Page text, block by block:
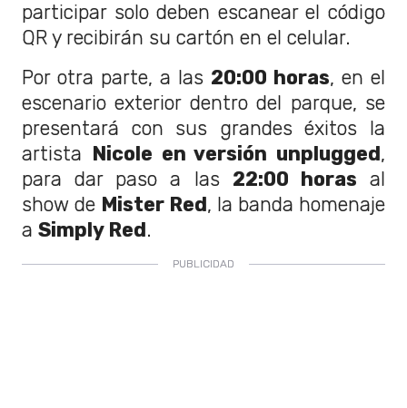
participar solo deben escanear el código
QR y recibirán su cartón en el celular.
Por otra parte, a las 20:00 horas, en el
escenario exterior dentro del parque, se
presentará con sus grandes éxitos la
artista Nicole en versión unplugged,
para dar paso a las 22:00 horas al
show de Mister Red, la banda homenaje
a Simply Red.